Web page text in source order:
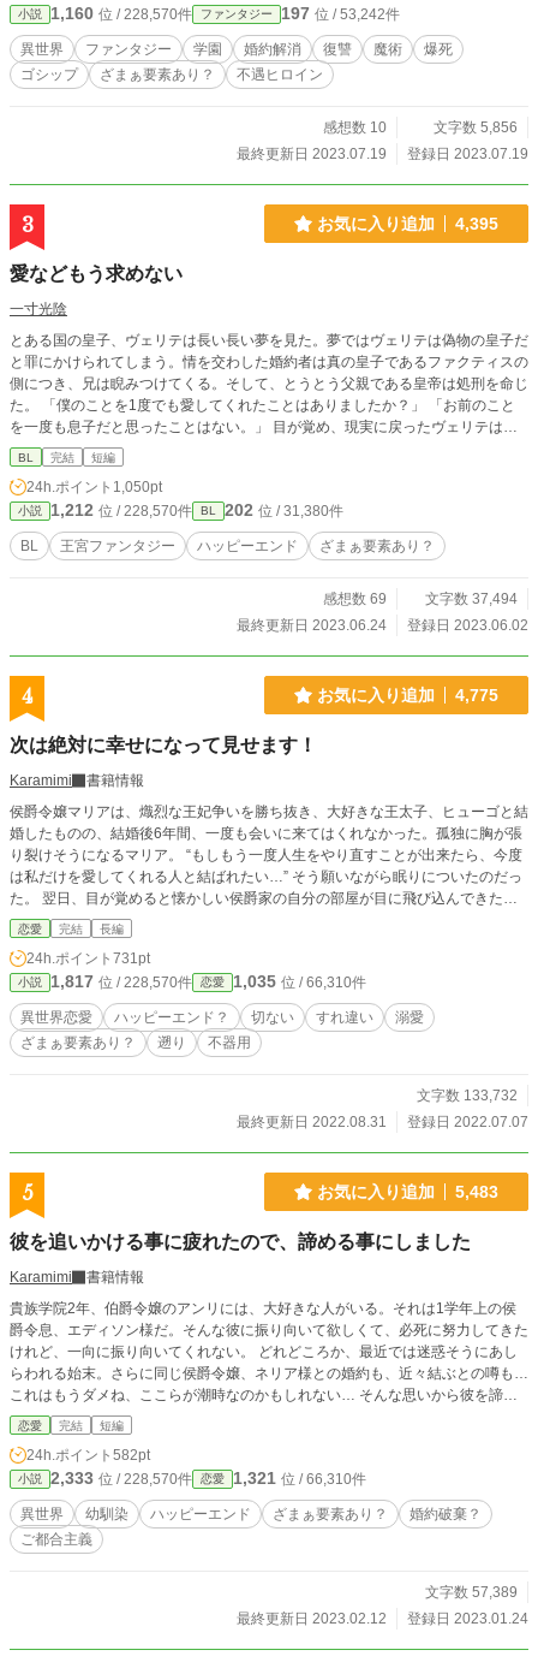
小説 1,160 位 / 228,570件 ファンタジー 197 位 / 53,242件
異世界 ファンタジー 学園 婚約解消 復讐 魔術
爆死
ゴシップ
ざまぁ要素あり？ 不遇ヒロイン
感想数 10
文字数 5,856
最終更新日 2023.07.19
登録日 2023.07.19
3 お気に入り追加 4,395
愛などもう求めない
一寸光陰
とある国の皇子、ヴェリテは長い長い夢を見た。夢ではヴェリテは偽物の皇子だ
と罪にかけられてしまう。情を交わした婚約者は真の皇子であるファクティスの
側につき、兄は睨みつけてくる。そして、とうとう父親である皇帝は処刑を命じ
た。 「僕のことを1度でも愛してくれたことはありましたか？」 「お前のこと
を一度も息子だと思ったことはない。」 目が覚め、現実に戻ったヴェリテは安
心するが、本当にただの夢だったのだろうか？もし予知夢だとしたら、今すぐこ
こから逃げなくては。 本当に自分を愛してくれる人と生きたい。 ヴェリテの切
実な願いが周りを変えていく。 ハッピーエンド大好きなので、絶対に主人公
は幸せに終わらせたいです。 最後まで読んでいただけると嬉しいです。
BL 完結 短編
24h.ポイント 1,050pt
小説 1,212 位 / 228,570件 BL 202 位 / 31,380件
BL 王宮ファンタジー ハッピーエンド ざまぁ要素あり？
感想数 69
文字数 37,494
最終更新日 2023.06.24
登録日 2023.06.02
4 お気に入り追加 4,775
次は絶対に幸せになって見せます！
Karamimi
書籍情報
侯爵令嬢マリアは、熾烈な王妃争いを勝ち抜き、大好きな王太子、ヒューゴと結
婚したものの、結婚後6年間、一度も会いに来てはくれなかった。孤独に胸が張
り裂けそうになるマリア。 “もしもう一度人生をやり直すことが出来たら、今度
は私だけを愛してくれる人と結ばれたい…” そう願いながら眠りについたのだっ
た。 翌日、目が覚めると懐かしい侯爵家の自分の部屋が目に飛び込んできた。
どうやら14歳のデビュータントの日に戻った様だ。 もう二度とあんな孤独で寂
しい思いをしない様に、絶対にヒューゴ様には近づかない。そして、素敵な殿方
を見つけて、今度こそ幸せになる！ そう決意したマリアだったが、なぜかヒュ
ーゴに気に入られてしまい… 恋愛に不器用な男女のすれ違い？ラブストーリー
です。
恋愛 完結 長編
24h.ポイント 731pt
小説 1,817 位 / 228,570件 恋愛 1,035 位 / 66,310件
異世界恋愛 ハッピーエンド？ 切ない すれ違い
溺愛
ざまぁ要素あり？
遡り 不器用
文字数 133,732
最終更新日 2022.08.31
登録日 2022.07.07
5 お気に入り追加 5,483
彼を追いかける事に疲れたので、諦める事にしました
Karamimi
書籍情報
貴族学院2年、伯爵令嬢のアンリには、大好きな人がいる。それは1学年上の侯
爵令息、エディソン様だ。そんな彼に振り向いて欲しくて、必死に努力してきた
けれど、一向に振り向いてくれない。 どれどころか、最近では迷惑そうにあし
らわれる始末。さらに同じ侯爵令嬢、ネリア様との婚約も、近々結ぶとの噂も…
これはもうダメね、ここらが潮時なのかもしれない… そんな思いから彼を諦め
る事を決意したのだが… 5万文字ちょっとの短めのお話で、テンポも早めです。
よろしくお願いしますm(__)m
恋愛 完結 短編
24h.ポイント 582pt
小説 2,333 位 / 228,570件 恋愛 1,321 位 / 66,310件
異世界 幼馴染 ハッピーエンド ざまぁ要素あり？
婚約破棄？
ご都合主義
文字数 57,389
最終更新日 2023.02.12
登録日 2023.01.24